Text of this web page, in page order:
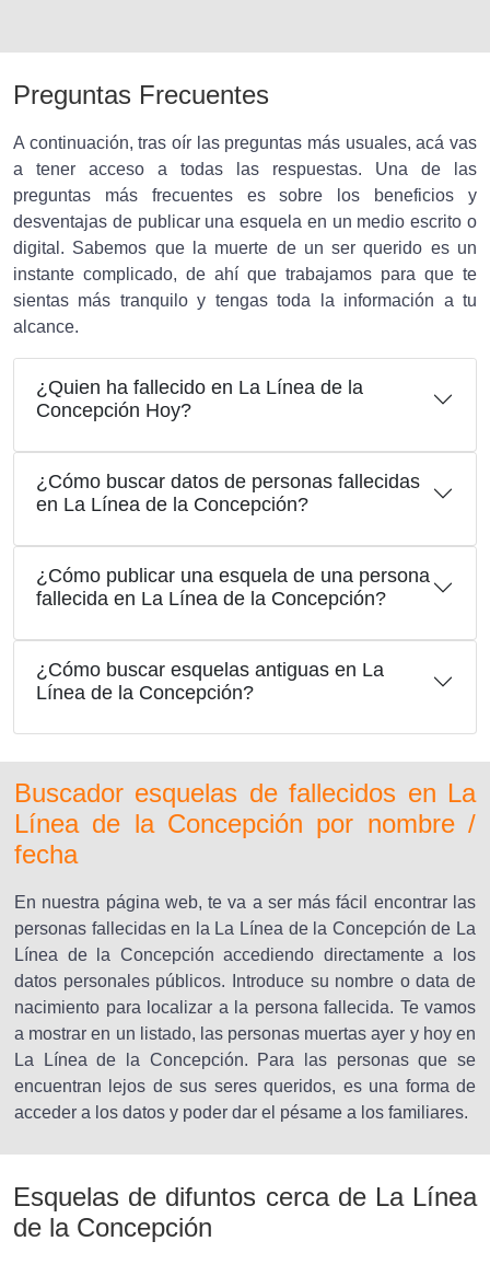
Preguntas Frecuentes
A continuación, tras oír las preguntas más usuales, acá vas
a tener acceso a todas las respuestas. Una de las
preguntas más frecuentes es sobre los beneficios y
desventajas de publicar una esquela en un medio escrito o
digital. Sabemos que la muerte de un ser querido es un
instante complicado, de ahí que trabajamos para que te
sientas más tranquilo y tengas toda la información a tu
alcance.
¿Quien ha fallecido en La Línea de la
Concepción Hoy?
¿Cómo buscar datos de personas fallecidas
en La Línea de la Concepción?
¿Cómo publicar una esquela de una persona
fallecida en La Línea de la Concepción?
¿Cómo buscar esquelas antiguas en La
Línea de la Concepción?
Buscador esquelas de fallecidos en La
Línea de la Concepción por nombre /
fecha
En nuestra página web, te va a ser más fácil encontrar las
personas fallecidas en la La Línea de la Concepción de La
Línea de la Concepción accediendo directamente a los
datos personales públicos. Introduce su nombre o data de
nacimiento para localizar a la persona fallecida. Te vamos
a mostrar en un listado, las personas muertas ayer y hoy en
La Línea de la Concepción. Para las personas que se
encuentran lejos de sus seres queridos, es una forma de
acceder a los datos y poder dar el pésame a los familiares.
Esquelas de difuntos cerca de La Línea
de la Concepción